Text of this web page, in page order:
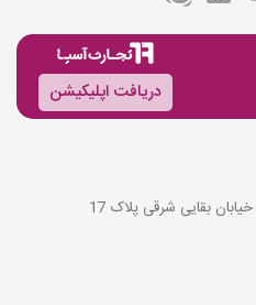
دریافت اپلیکیشن
بقایی شرقی پلاک 17